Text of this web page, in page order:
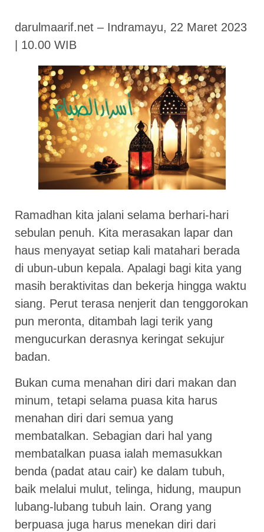
darulmaarif.net – Indramayu, 22 Maret 2023
| 10.00 WIB
Ramadhan kita jalani selama berhari-hari
sebulan penuh. Kita merasakan lapar dan
haus menyayat setiap kali matahari berada
di ubun-ubun kepala. Apalagi bagi kita yang
masih beraktivitas dan bekerja hingga waktu
siang. Perut terasa nenjerit dan tenggorokan
pun meronta, ditambah lagi terik yang
mengucurkan derasnya keringat sekujur
badan.
Bukan cuma menahan diri dari makan dan
minum, tetapi selama puasa kita harus
menahan diri dari semua yang
membatalkan. Sebagian dari hal yang
membatalkan puasa ialah memasukkan
benda (padat atau cair) ke dalam tubuh,
baik melalui mulut, telinga, hidung, maupun
lubang-lubang tubuh lain. Orang yang
berpuasa juga harus menekan diri dari